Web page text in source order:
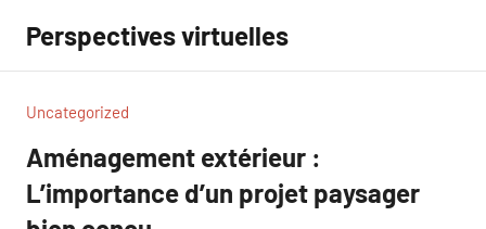
contenu
Perspectives virtuelles
Uncategorized
Aménagement extérieur :
L’importance d’un projet paysager